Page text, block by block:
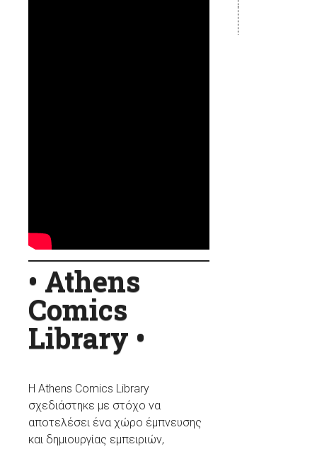
• Athens
Comics
Library •
H Athens Comics Library
σχεδιάστηκε με στόχο να
αποτελέσει ένα χώρο έμπνευσης
και δημιουργίας εμπειριών,